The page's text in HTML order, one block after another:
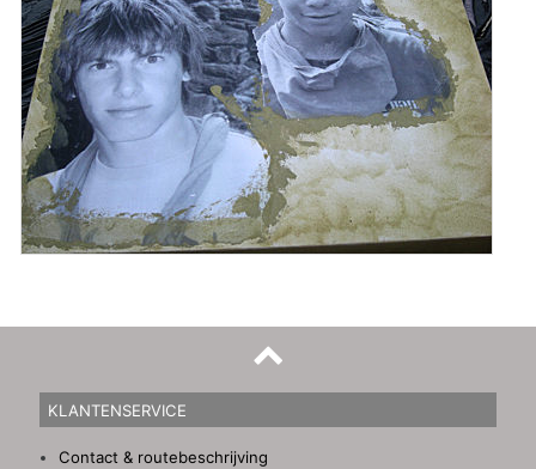
KLANTENSERVICE
Contact & routebeschrijving